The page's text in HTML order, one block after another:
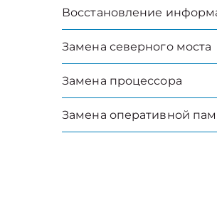
Восстановление
Замена северного моста
Замена процессора
Замена оперативной